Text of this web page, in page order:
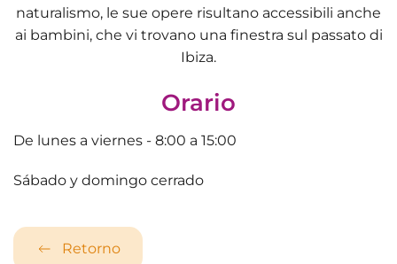
naturalismo, le sue opere risultano accessibili anche
ai bambini, che vi trovano una finestra sul passato di
Ibiza.
Orario
De lunes a viernes - 8:00 a 15:00
Sábado y domingo cerrado
Retorno